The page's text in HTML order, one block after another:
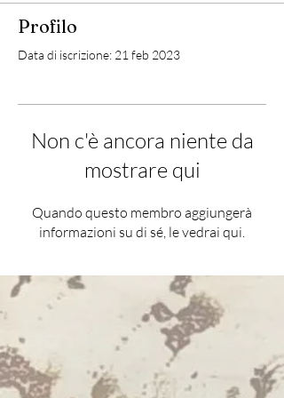
Profilo
Data di iscrizione: 21 feb 2023
Non c'è ancora niente da
mostrare qui
Quando questo membro aggiungerà
informazioni su di sé, le vedrai qui.